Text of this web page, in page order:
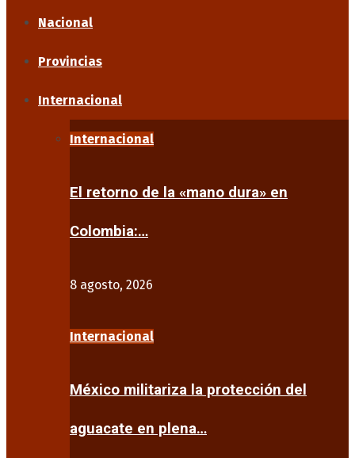
Nacional
Provincias
Internacional
Internacional
El retorno de la «mano dura» en
Colombia:…
8 agosto, 2026
Internacional
México militariza la protección del
aguacate en plena…